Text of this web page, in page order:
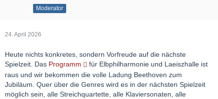
Moderator
24. April 2026
Heute nichts konkretes, sondern Vorfreude auf die nächste
Spielzeit. Das Programm
für Elbphilharmonie und Laeiszhalle ist
raus und wir bekommen die volle Ladung Beethoven zum
Jubiläum. Quer über die Genres wird es in der nächsten Spielzeit
möglich sein, alle Streichquartette, alle Klaviersonaten, alle